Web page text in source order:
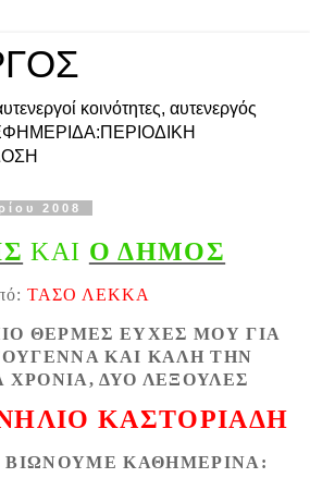
κοινότητες, αυτενεργός
2008
ΚΑΙ Ο ΔΗΜΟΣ
ΤΑΣΟ ΛΕΚΚΑ
ΘΕΡΜΕΣ ΕΥΧΕΣ ΜΟΥ ΓΙΑ
ΚΑΙ ΚΑΛΗ ΤΗΝ
ΧΡΟΝΙΑ, ΔΥΟ ΛΕΞΟΥΛΕΣ
ΚΑΣΤΟΡΙΑΔΗ
ΒΙΩΝΟΥΜΕ ΚΑΘΗΜΕΡΙΝΑ: